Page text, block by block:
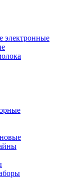
электронные